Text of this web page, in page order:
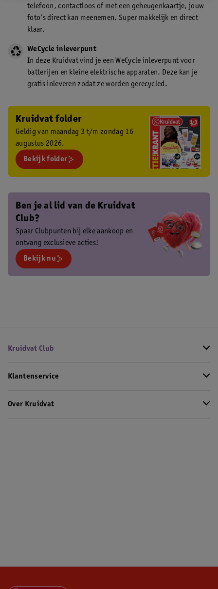
telefoon, contactloos of met een geheugenkaartje, jouw
foto’s direct kan meenemen. Super makkelijk en direct
klaar.
WeCycle inleverpunt
In deze Kruidvat vind je een WeCycle inleverpunt voor
batterijen en kleine elektrische apparaten. Deze kan je
gratis inleveren zodat ze worden gerecycled.
Kruidvat folder
Geldig van maandag 3 t/m zondag 16
augustus 2026.
Bekijk folder
Ben je al lid van de Kruidvat
Club?
Spaar Clubpunten bij elke aankoop en
ontvang exclusieve acties!
Bekijk nu
Kruidvat Club
Klantenservice
Over Kruidvat